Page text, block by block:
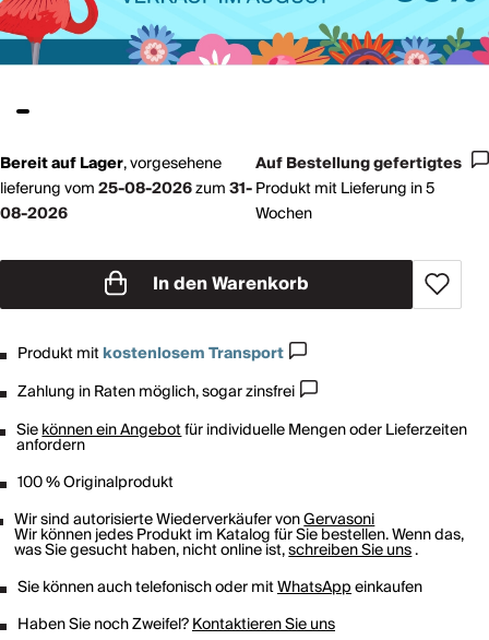
Bereit auf Lager,vorgesehene
lieferung vom25-08-2026zum31-
08-2026
Auf Bestellung gefertigtes
Produkt mit Lieferung in 5
Wochen
In den Warenkorb
Produkt mitkostenlosem Transport
Zahlung in Raten möglich, sogar zinsfrei
Siekönnen ein Angebotfür individuelle Mengen oder Lieferzeiten
anfordern
100 % Originalprodukt
Wir sind autorisierte Wiederverkäufer vonGervasoni
Wir können jedes Produkt im Katalog für Sie bestellen. Wenn das,
was Sie gesucht haben, nicht online ist,schreiben Sie uns.
Sie können auch telefonisch oder mitWhatsAppeinkaufen
Haben Sie noch Zweifel?Kontaktieren Sie uns